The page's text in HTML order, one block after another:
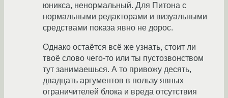
юникса, ненормальный. Для Питона с
нормальными редакторами и визуальными
средствами показа явно не дорос.
Однако остаётся всё же узнать, стоит ли
твоё слово чего-то или ты пустозвонством
тут занимаешься. А то привожу десять,
двадцать аргументов в пользу явных
ограничителей блока и вреда отсутствия